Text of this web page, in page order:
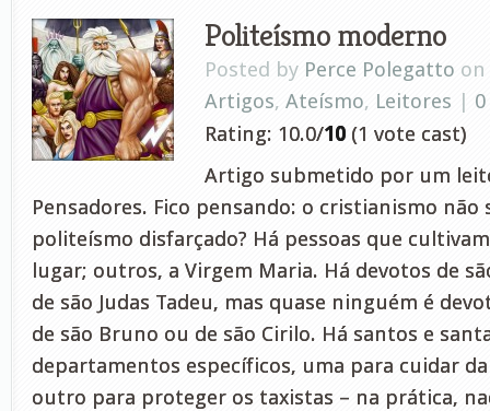
Politeísmo moderno
Posted by Perce Polegatto on
Artigos, Ateísmo, Leitores |
Rating: 10.0/10 (1 vote cast)
Artigo submetido por um
Pensadores. Fico pensando: o cristianismo
politeísmo disfarçado? Há pessoas que
lugar; outros, a Virgem Maria. Há devotos de
de são Judas Tadeu, mas quase ninguém é
de são Bruno ou de são Cirilo. Há santos e
departamentos específicos, uma para cuidar
outro para proteger os taxistas – na prática,